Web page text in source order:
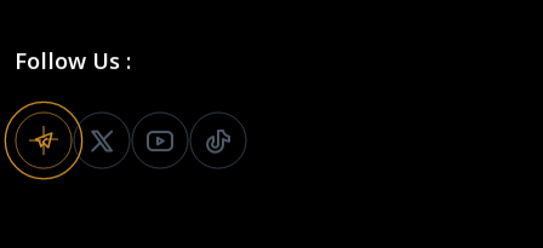
Follow Us :